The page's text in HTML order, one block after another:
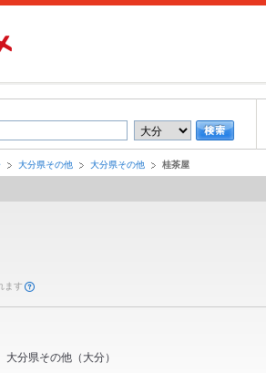
大分県その他 大分県その他 桂茶屋
ます
大分県その他 （ 大分）